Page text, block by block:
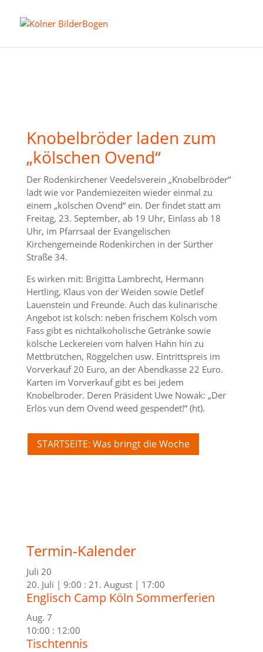
Knobelbröder laden zum
„kölschen Ovend“
Der Rodenkirchener Veedelsverein „Knobelbröder“
lädt wie vor Pandemiezeiten wieder einmal zu
einem „kölschen Ovend“ ein. Der findet statt am
Freitag, 23. September, ab 19 Uhr, Einlass ab 18
Uhr, im Pfarrsaal der Evangelischen
Kirchengemeinde Rodenkirchen in der Sürther
Straße 34.
Es wirken mit: Brigitta Lambrecht, Hermann
Hertling, Klaus von der Weiden sowie Detlef
Lauenstein und Freunde. Auch das kulinarische
Angebot ist kölsch: neben frischem Kölsch vom
Fass gibt es nichtalkoholische Getränke sowie
kölsche Leckereien vom halven Hahn hin zu
Mettbrütchen, Röggelchen usw. Eintrittspreis im
Vorverkauf 20 Euro, an der Abendkasse 22 Euro.
Karten im Vorverkauf gibt es bei jedem
Knobelbroder. Deren Präsident Uwe Nowak: „Der
Erlös vun dem Ovend weed gespendet!“ (ht).
STARTSEITE: Was bringt die Woche
Termin-Kalender
Juli 20
20. Juli | 9:00 : 21. August | 17:00
Englisch Camp Köln Sommerferien
Aug. 7
10:00 : 12:00
Tischtennis